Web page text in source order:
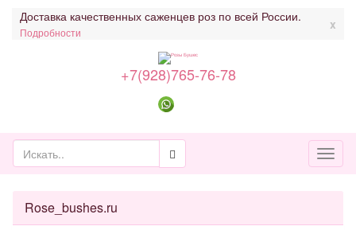
Доставка качественных саженцев роз по всей России.
Подробности
x
+7(928)765-76-78
Rose_bushes.ru